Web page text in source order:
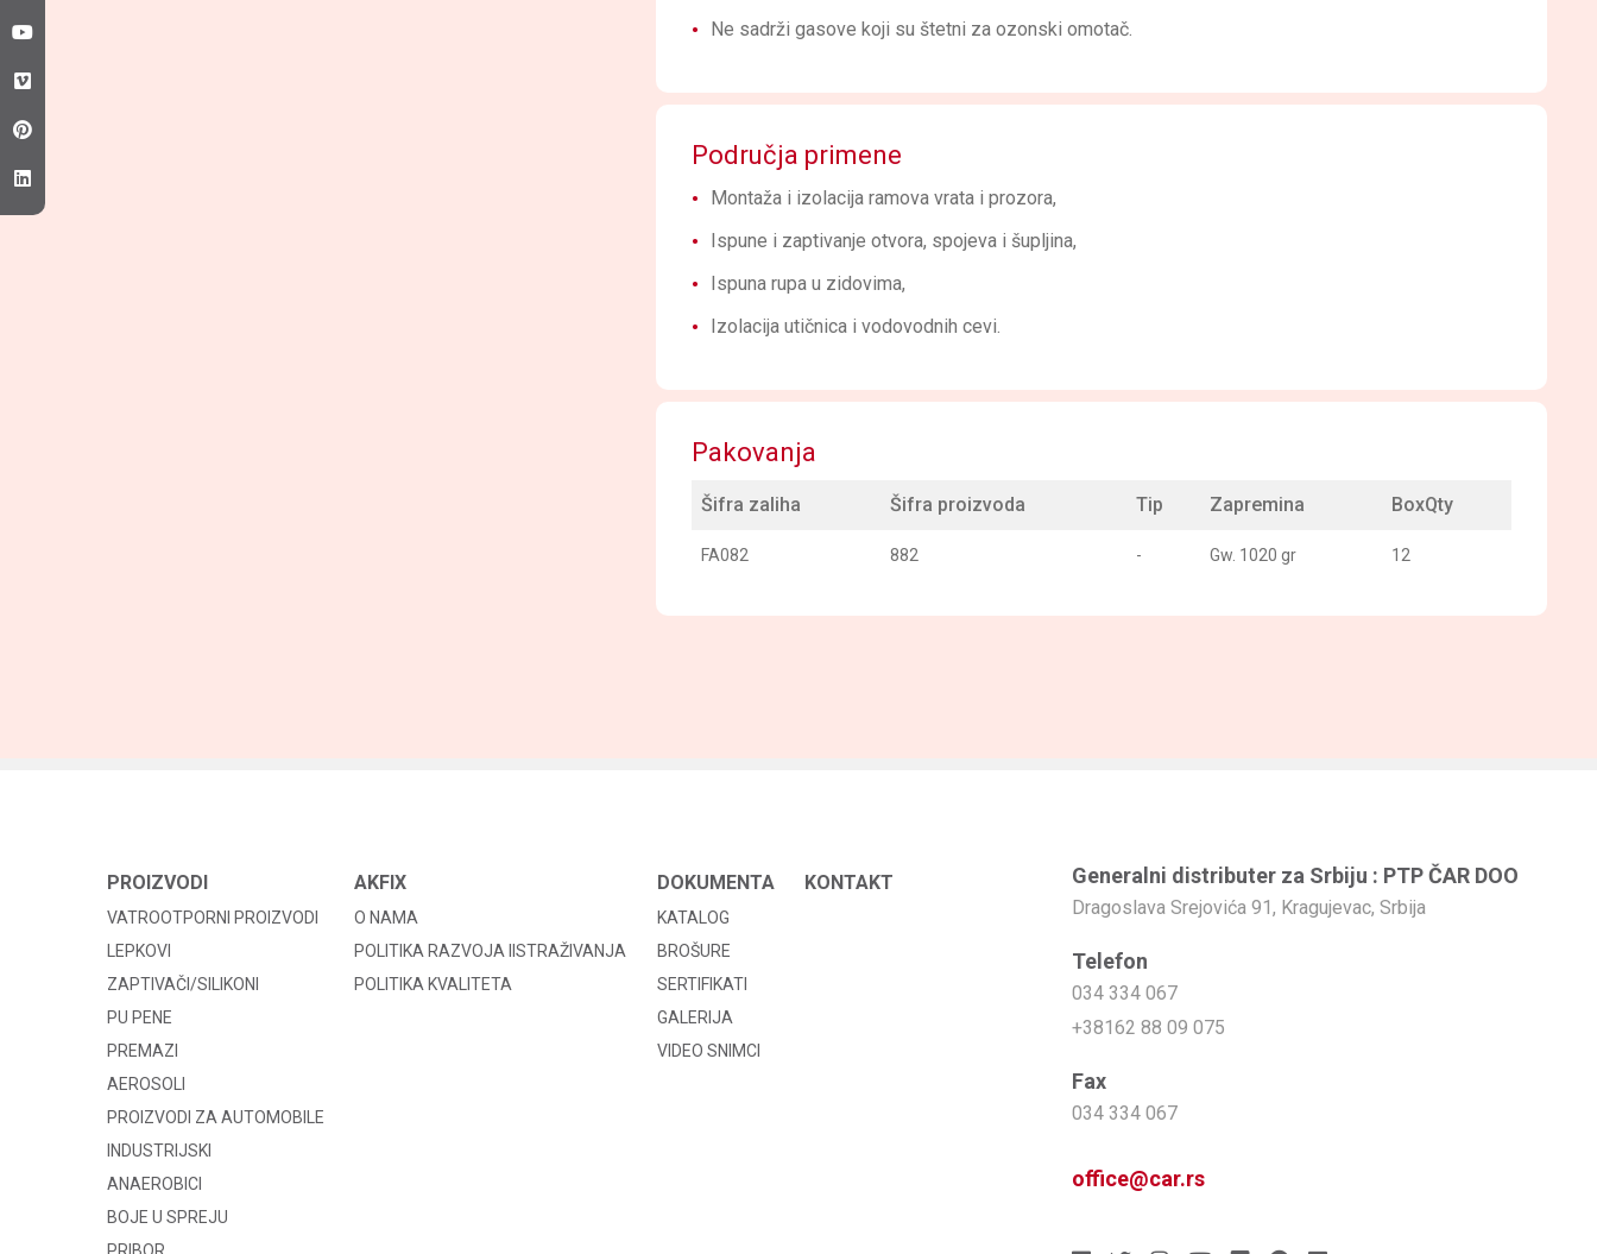
Ne sadrži gasove koji su štetni za ozonski omotač.
Područja primene
Montaža i izolacija ramova vrata i prozora,
Ispune i zaptivanje otvora, spojeva i šupljina,
Ispuna rupa u zidovima,
Izolacija utičnica i vodovodnih cevi.
Pakovanja
Šifra zaliha Šifra proizvoda Tip Zapremina BoxQty
FA082 882 - Gw. 1020 gr 12
PROIZVODI
VATROOTPORNI PROIZVODI
LEPKOVI
ZAPTIVAČI/SILIKONI
PU PENE
PREMAZI
AEROSOLI
PROIZVODI ZA AUTOMOBILE
INDUSTRIJSKI
ANAEROBICI
BOJE U SPREJU
AKFIX
O NAMA
POLITIKA RAZVOJA IISTRAŽIVANJA
POLITIKA KVALITETA
DOKUMENTA
KATALOG
BROŠURE
SERTIFIKATI
GALERIJA
VIDEO SNIMCI
KONTAKT Generalni distributer za Srbiju : PTP ČAR DOO
Dragoslava Srejovića 91, Kragujevac, Srbija
Telefon
034 334 067
+38162 88 09 075
Fax
034 334 067
office@car.rs